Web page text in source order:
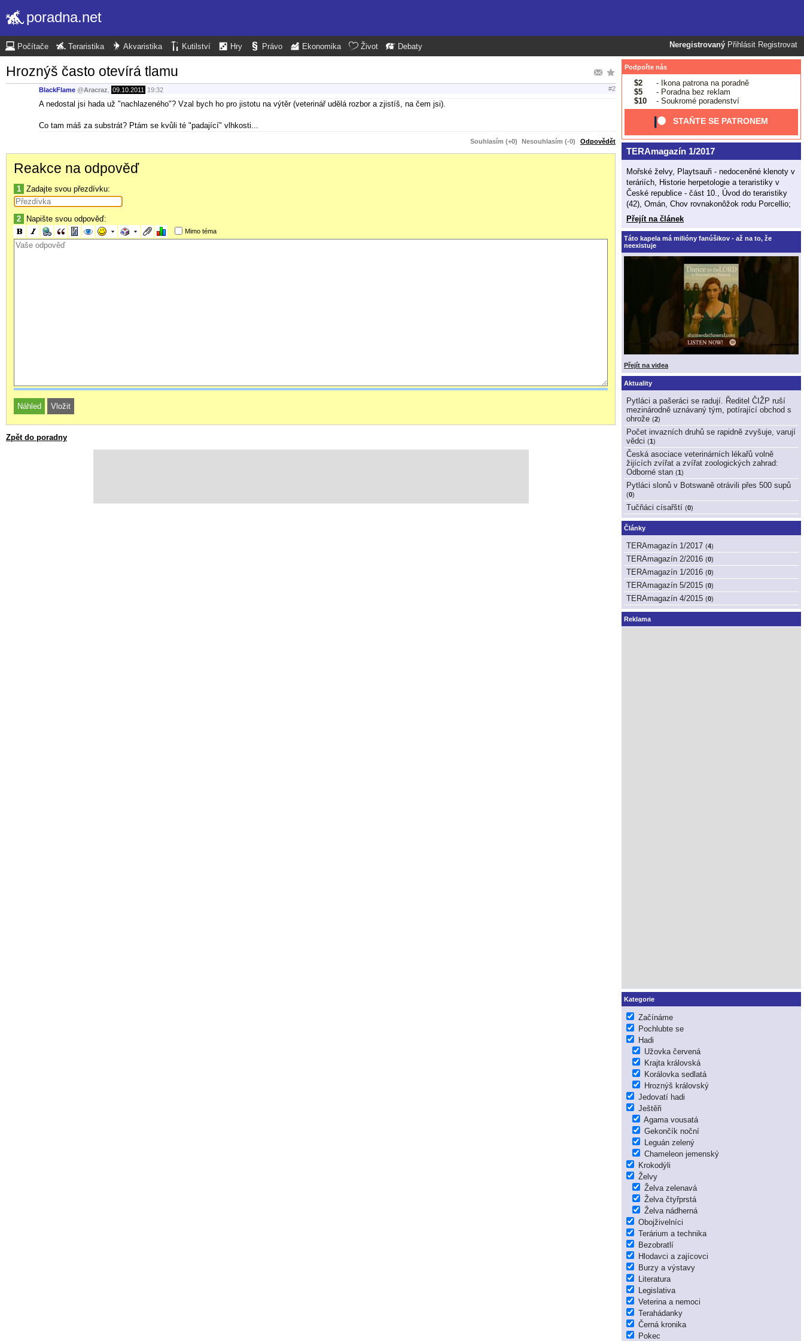
poradna.net
Neregistrovaný Přihlásit Registrovat
Počítače Teraristika Akvaristika Kutilství Hry Právo Ekonomika Život Debaty
Hroznýš často otevírá tlamu
BlackFlame @Aracraz 09.10.2011 19:32 #2
A nedostal jsi hada už "nachlazeného"? Vzal bych ho pro jistotu na výtěr (veterinář udělá rozbor a zjistíš, na čem jsi).
Co tam máš za substrát? Ptám se kvůli té "padající" vlhkosti...
Souhlasím (+0) Nesouhlasím (-0) Odpovědět
Reakce na odpověď
1 Zadajte svou přezdívku:
2 Napište svou odpověď:
Mimo téma
Zpět do poradny
Podpořte nás
$2
- Ikona patrona na poradně
$5
- Poradna bez reklam
$10
- Soukromé poradenství
STAŇTE SE PATRONEM
TERAmagazín 1/2017
Mořské želvy, Playtsauři - nedoceněné klenoty v
teráriích, Historie herpetologie a teraristiky v
České republice - část 10., Úvod do teraristiky
(42), Omán, Chov rovnakonôžok rodu Porcellio;
Přejít na článek
Táto kapela má milióny fanúšikov - až na to, že
neexistuje
Přejít na videa
Aktuality
Pytláci a pašeráci se radují. Ředitel ČIŽP ruší
mezinárodně uznávaný tým, potírající obchod s
ohrože (2)
Počet invazních druhů se rapidně zvyšuje, varují
vědci (1)
Česká asociace veterinárních lékařů volně
žijících zvířat a zvířat zoologických zahrad:
Odborné stan (1)
Pytláci slonů v Botswaně otrávili přes 500 supů
(0)
Tučňáci císařští (0)
Články
TERAmagazín 1/2017 (4)
TERAmagazín 2/2016 (0)
TERAmagazín 1/2016 (0)
TERAmagazín 5/2015 (0)
TERAmagazín 4/2015 (0)
Reklama
Kategorie
Začínáme
Pochlubte se
Hadi
Užovka červená
Krajta královská
Korálovka sedlatá
Hroznýš královský
Jedovatí hadi
Ještěři
Agama vousatá
Gekončík noční
Leguán zelený
Chameleon jemenský
Krokodýli
Želvy
Želva zelenavá
Želva čtyřprstá
Želva nádherná
Obojživelníci
Terárium a technika
Bezobratlí
Hlodavci a zajícovci
Burzy a výstavy
Literatura
Legislativa
Veterina a nemoci
Terahádanky
Černá kronika
Pokec